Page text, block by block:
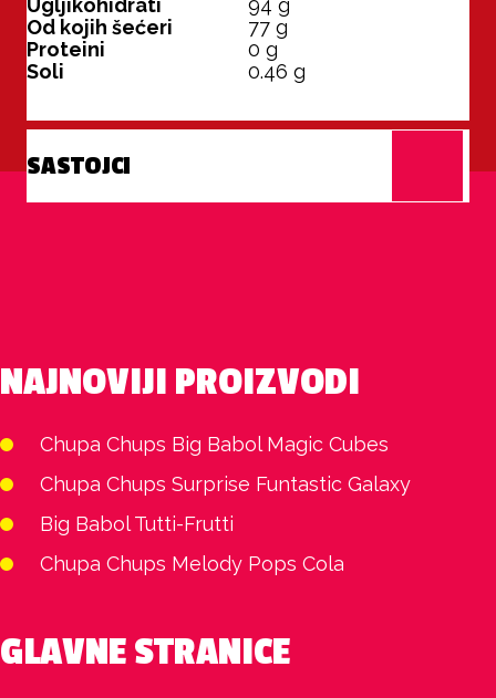
Ugljikohidrati
94 g
Od kojih šećeri
77 g
Proteini
0 g
Soli
0.46 g
SASTOJCI
NAJNOVIJI PROIZVODI
Chupa Chups Big Babol Magic Cubes
Chupa Chups Surprise Funtastic Galaxy
Big Babol Tutti-Frutti
Chupa Chups Melody Pops Cola
GLAVNE STRANICE